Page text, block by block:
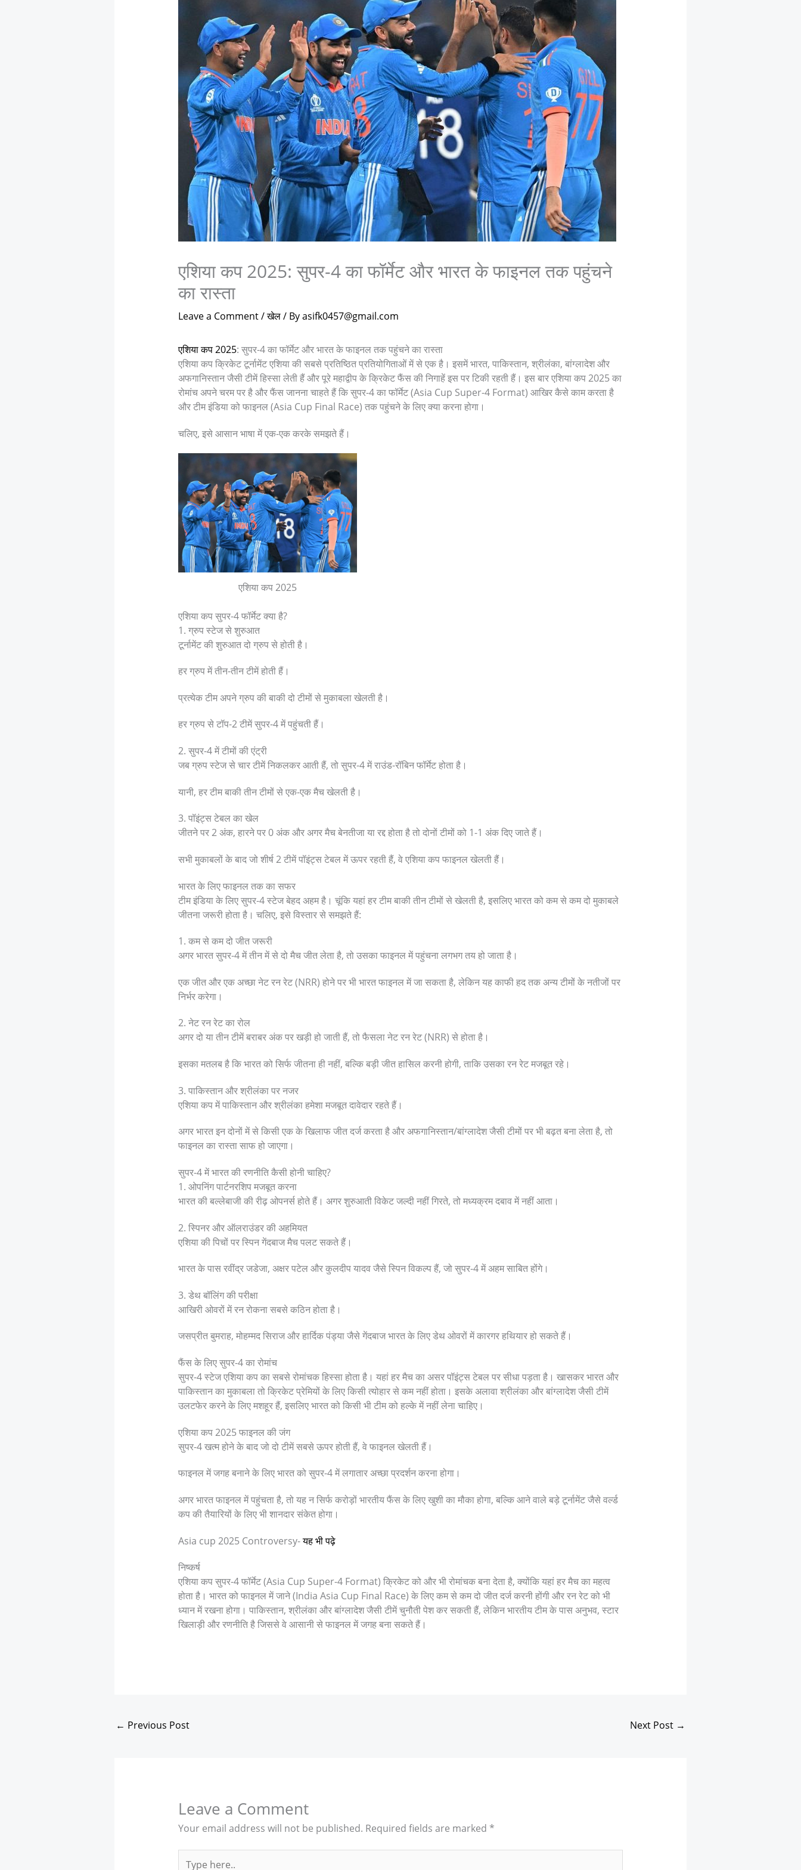
एशिया कप 2025: सुपर-4 का फॉर्मेट और भारत के फाइनल तक पहुंचने
का रास्ता
Leave a Comment/खेल/ Byasifk0457@gmail.com
एशिया कप 2025: सुपर-4 का फॉर्मेट और भारत के फाइनल तक पहुंचने का रास्ता
एशिया कप क्रिकेट टूर्नामेंट एशिया की सबसे प्रतिष्ठित प्रतियोगिताओं में से एक है। इसमें भारत, पाकिस्तान, श्रीलंका, बांग्लादेश और
अफगानिस्तान जैसी टीमें हिस्सा लेती हैं और पूरे महाद्वीप के क्रिकेट फैंस की निगाहें इस पर टिकी रहती हैं। इस बार एशिया कप 2025 का
रोमांच अपने चरम पर है और फैंस जानना चाहते हैं कि सुपर-4 का फॉर्मेट (Asia Cup Super-4 Format) आखिर कैसे काम करता है
और टीम इंडिया को फाइनल (Asia Cup Final Race) तक पहुंचने के लिए क्या करना होगा।
चलिए, इसे आसान भाषा में एक-एक करके समझते हैं।
एशिया कप 2025
एशिया कप सुपर-4 फॉर्मेट क्या है?
1. ग्रुप स्टेज से शुरुआत
टूर्नामेंट की शुरुआत दो ग्रुप से होती है।
हर ग्रुप में तीन-तीन टीमें होती हैं।
प्रत्येक टीम अपने ग्रुप की बाकी दो टीमों से मुकाबला खेलती है।
हर ग्रुप से टॉप-2 टीमें सुपर-4 में पहुंचती हैं।
2. सुपर-4 में टीमों की एंट्री
जब ग्रुप स्टेज से चार टीमें निकलकर आती हैं, तो सुपर-4 में राउंड-रॉबिन फॉर्मेट होता है।
यानी, हर टीम बाकी तीन टीमों से एक-एक मैच खेलती है।
3. पॉइंट्स टेबल का खेल
जीतने पर 2 अंक, हारने पर 0 अंक और अगर मैच बेनतीजा या रद्द होता है तो दोनों टीमों को 1-1 अंक दिए जाते हैं।
सभी मुकाबलों के बाद जो शीर्ष 2 टीमें पॉइंट्स टेबल में ऊपर रहती हैं, वे एशिया कप फाइनल खेलती हैं।
भारत के लिए फाइनल तक का सफर
टीम इंडिया के लिए सुपर-4 स्टेज बेहद अहम है। चूंकि यहां हर टीम बाकी तीन टीमों से खेलती है, इसलिए भारत को कम से कम दो मुकाबले
जीतना जरूरी होता है। चलिए, इसे विस्तार से समझते हैं:
1. कम से कम दो जीत जरूरी
अगर भारत सुपर-4 में तीन में से दो मैच जीत लेता है, तो उसका फाइनल में पहुंचना लगभग तय हो जाता है।
एक जीत और एक अच्छा नेट रन रेट (NRR) होने पर भी भारत फाइनल में जा सकता है, लेकिन यह काफी हद तक अन्य टीमों के नतीजों पर
निर्भर करेगा।
2. नेट रन रेट का रोल
अगर दो या तीन टीमें बराबर अंक पर खड़ी हो जाती हैं, तो फैसला नेट रन रेट (NRR) से होता है।
इसका मतलब है कि भारत को सिर्फ जीतना ही नहीं, बल्कि बड़ी जीत हासिल करनी होगी, ताकि उसका रन रेट मजबूत रहे।
3. पाकिस्तान और श्रीलंका पर नजर
एशिया कप में पाकिस्तान और श्रीलंका हमेशा मजबूत दावेदार रहते हैं।
अगर भारत इन दोनों में से किसी एक के खिलाफ जीत दर्ज करता है और अफगानिस्तान/बांग्लादेश जैसी टीमों पर भी बढ़त बना लेता है, तो
फाइनल का रास्ता साफ हो जाएगा।
सुपर-4 में भारत की रणनीति कैसी होनी चाहिए?
1. ओपनिंग पार्टनरशिप मजबूत करना
भारत की बल्लेबाजी की रीढ़ ओपनर्स होते हैं। अगर शुरुआती विकेट जल्दी नहीं गिरते, तो मध्यक्रम दबाव में नहीं आता।
2. स्पिनर और ऑलराउंडर की अहमियत
एशिया की पिचों पर स्पिन गेंदबाज मैच पलट सकते हैं।
भारत के पास रवींद्र जडेजा, अक्षर पटेल और कुलदीप यादव जैसे स्पिन विकल्प हैं, जो सुपर-4 में अहम साबित होंगे।
3. डेथ बॉलिंग की परीक्षा
आखिरी ओवरों में रन रोकना सबसे कठिन होता है।
जसप्रीत बुमराह, मोहम्मद सिराज और हार्दिक पंड्या जैसे गेंदबाज भारत के लिए डेथ ओवरों में कारगर हथियार हो सकते हैं।
फैंस के लिए सुपर-4 का रोमांच
सुपर-4 स्टेज एशिया कप का सबसे रोमांचक हिस्सा होता है। यहां हर मैच का असर पॉइंट्स टेबल पर सीधा पड़ता है। खासकर भारत और
पाकिस्तान का मुकाबला तो क्रिकेट प्रेमियों के लिए किसी त्योहार से कम नहीं होता। इसके अलावा श्रीलंका और बांग्लादेश जैसी टीमें
उलटफेर करने के लिए मशहूर हैं, इसलिए भारत को किसी भी टीम को हल्के में नहीं लेना चाहिए।
एशिया कप 2025 फाइनल की जंग
सुपर-4 खत्म होने के बाद जो दो टीमें सबसे ऊपर होती हैं, वे फाइनल खेलती हैं।
फाइनल में जगह बनाने के लिए भारत को सुपर-4 में लगातार अच्छा प्रदर्शन करना होगा।
अगर भारत फाइनल में पहुंचता है, तो यह न सिर्फ करोड़ों भारतीय फैंस के लिए खुशी का मौका होगा, बल्कि आने वाले बड़े टूर्नामेंट जैसे वर्ल्ड
कप की तैयारियों के लिए भी शानदार संकेत होगा।
Asia cup 2025 Controversy-यह भी पढ़े
निष्कर्ष
एशिया कप सुपर-4 फॉर्मेट (Asia Cup Super-4 Format) क्रिकेट को और भी रोमांचक बना देता है, क्योंकि यहां हर मैच का महत्व
होता है। भारत को फाइनल में जाने (India Asia Cup Final Race) के लिए कम से कम दो जीत दर्ज करनी होंगी और रन रेट को भी
ध्यान में रखना होगा। पाकिस्तान, श्रीलंका और बांग्लादेश जैसी टीमें चुनौती पेश कर सकती हैं, लेकिन भारतीय टीम के पास अनुभव, स्टार
खिलाड़ी और रणनीति है जिससे वे आसानी से फाइनल में जगह बना सकते हैं।
← Previous Post Next Post →
Leave a Comment
Your email address will not be published. Required fields are marked *